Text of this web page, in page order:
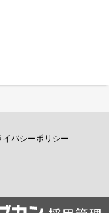
バシーポリシー